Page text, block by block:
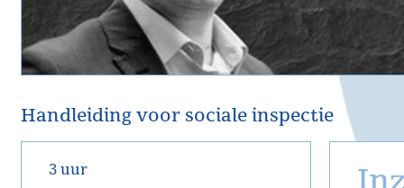
Handleiding voor sociale inspectie
3 uur